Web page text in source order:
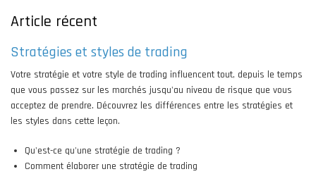
Article récent
Stratégies et styles de trading
Votre stratégie et votre style de trading influencent tout, depuis le temps
que vous passez sur les marchés jusqu'au niveau de risque que vous
acceptez de prendre. Découvrez les différences entre les stratégies et
les styles dans cette leçon.
Qu'est-ce qu'une stratégie de trading ?
Comment élaborer une stratégie de trading